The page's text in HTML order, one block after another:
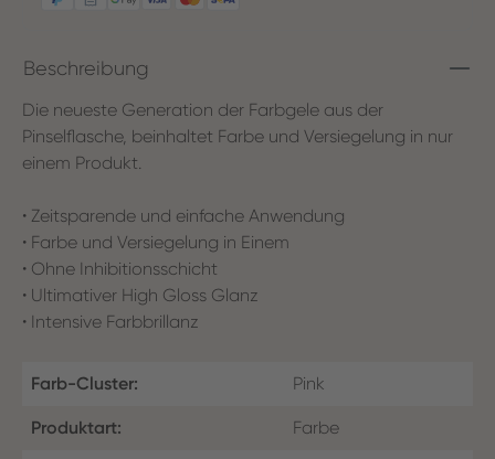
Beschreibung
Die neueste Generation der Farbgele aus der
Pinselflasche, beinhaltet Farbe und Versiegelung in nur
einem Produkt.
• Zeitsparende und einfache Anwendung
• Farbe und Versiegelung in Einem
• Ohne Inhibitionsschicht
• Ultimativer High Gloss Glanz
• Intensive Farbbrillanz
Farb-Cluster: Pink
Produktart: Farbe